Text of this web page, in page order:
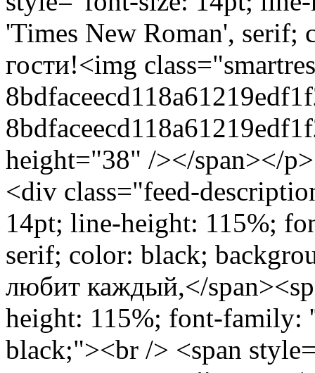
'Times New Roman',
гости!<img
height="38" /></span></
<div class="feed-
14pt; line-height: 115%;
serif; color: black;
любит каждый,</
height: 115%; font-family:
black;"><br /> <span